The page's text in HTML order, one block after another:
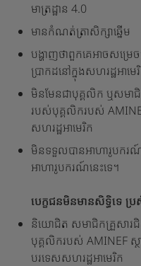
មាត្រដ្ឋាន 4.0
មានកំណត់ត្រាសិក្សាឆ្នើម
បង្ហាញថាពួកគេអាចសម្រេ
ប្រាកដនៅក្នុងសហរដ្ឋអាមេ
មិន​មែន​ជា​បុគ្គលិក ឬ​សមា
របស់​បុគ្គលិក​របស់
សហរដ្ឋ​អាមេរិក
មិនទទួលបានអាហារូបករ
អាហារូបករណ៍នេះទេ។
បេក្ខជនមិនមានសិទ្ធិទេ ប្
និយោជិត សមាជិកគ្រួសារជិ
បុគ្គលិករបស់ AMINEF ស្
បរទេសសហរដ្ឋអាមេរិក